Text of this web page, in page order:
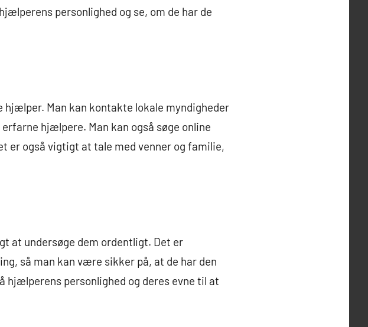
personlighed og se, om de har de
Man kan kontakte lokale myndigheder
hjælpere. Man kan også søge online
er også vigtigt at tale med venner og familie,
at undersøge dem ordentligt. Det er
så man kan være sikker på, at de har den
hjælperens personlighed og deres evne til at